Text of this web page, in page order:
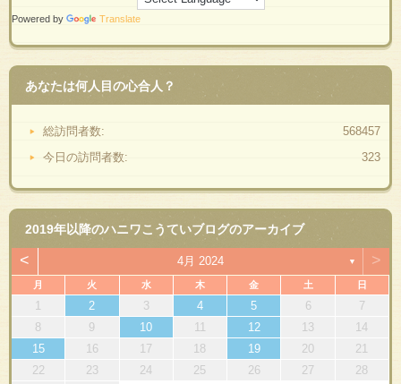
Powered by Translate
あなたは何人目の心合人？
568457
総訪問者数:
323
今日の訪問者数:
2019年以降のハニワこうていブログのアーカイブ
< 4月 2024 ▼ >
月 火 水 木 金 土 日
1 2 3 4 5 6
7
8
9 10 11 12 13
14
15
16 17 18 19 20
21
22
23 24 25 26 27
28